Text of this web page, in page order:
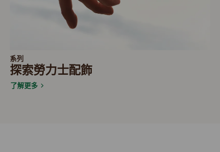
系列
探索勞力士配飾
了解更多